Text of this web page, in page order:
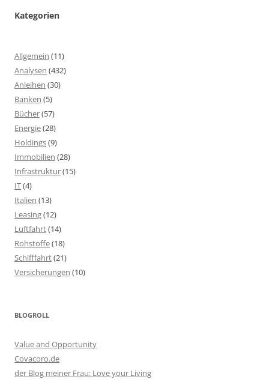
Kategorien
Allgemein (11)
Analysen (432)
Anleihen (30)
Banken (5)
Bücher(57)
Energie(28)
Holdings(9)
Immobilien (28)
Infrastruktur(15)
IT(4)
Italien (13)
Leasing(12)
Luftfahrt(14)
Rohstoffe(18)
Schifffahrt(21)
Versicherungen (10)
BLOGROLL
Value and Opportunity
Covacoro.de
der Blog meiner Frau: Love your Living